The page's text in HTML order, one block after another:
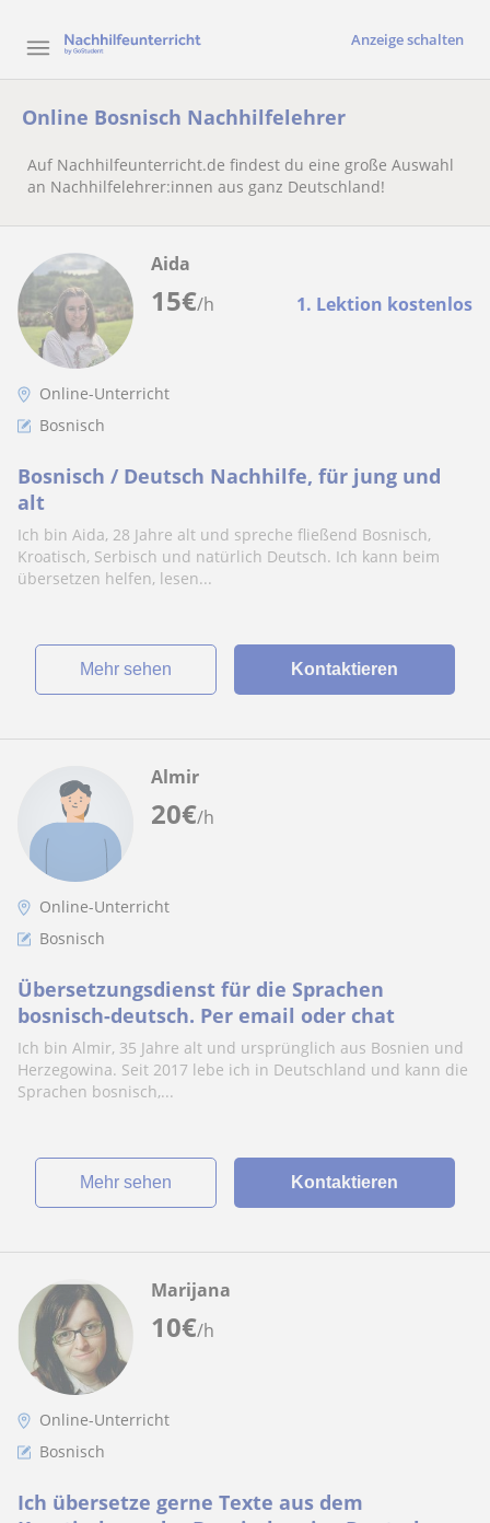
Anzeige schalten
Online Bosnisch Nachhilfelehrer
Auf Nachhilfeunterricht.de findest du eine große Auswahl
an Nachhilfelehrer:innen aus ganz Deutschland!
15€/h 1. Lektion kostenlos
Aida
Online-Unterricht
Bosnisch
Bosnisch / Deutsch Nachhilfe, für jung und
alt
Ich bin Aida, 28 Jahre alt und spreche fließend Bosnisch,
Kroatisch, Serbisch und natürlich Deutsch. Ich kann beim
übersetzen helfen, lesen...
Mehr sehen Kontaktieren
20€/h
Almir
Online-Unterricht
Bosnisch
Übersetzungsdienst für die Sprachen
bosnisch-deutsch. Per email oder chat
Ich bin Almir, 35 Jahre alt und ursprünglich aus Bosnien und
Herzegowina. Seit 2017 lebe ich in Deutschland und kann die
Sprachen bosnisch,...
Mehr sehen Kontaktieren
10€/h
Marijana
Online-Unterricht
Bosnisch
Ich übersetze gerne Texte aus dem